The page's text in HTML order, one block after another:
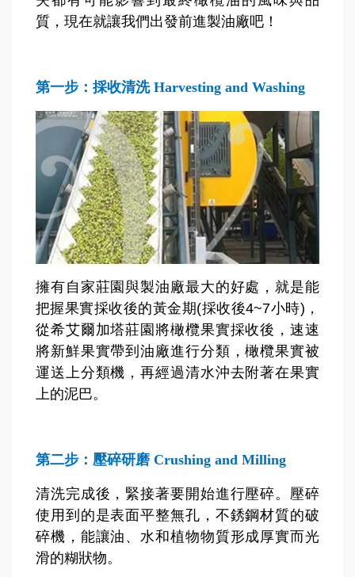
質，現在就讓我們出發前進製油廠吧！
第一步：採收清洗 Harvesting and Washing
擁有自家莊園與製油廠最大的好處，就是能
把握果實採收後的黃金期(採收後4~7小時)，
從希艾爾加塔莊園將橄欖果實採收後，速速
將新鮮果實帶到油廠進行分類，橄欖果實被
運送上分類機，再經過清水沖去附著在果實
上的泥巴。
第二步：壓碎研磨 Crushing and Milling
清洗完成後，緊接著要開始進行壓碎。壓碎
使用到的是表面平整無孔，不銹鋼材質的破
碎機，能讓油、水和植物物質形成厚實而光
滑的糊狀物。